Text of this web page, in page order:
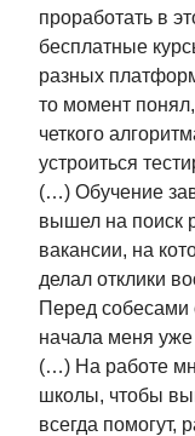
проработать в
бесплатные
разных
то момент
четкого
устроиться
(…) Обучение
вышел на поиск
вакансии, на
делал отклики
Перед собесами
начала меня уже
(…) На работе
школы, чтобы
всегда помогут,
Ответим